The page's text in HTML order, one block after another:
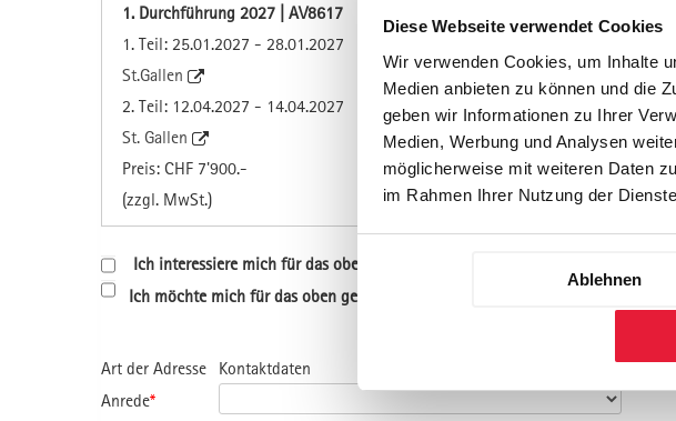
Diese Webseite verwendet Cookies
Wir verwenden Cookies, um Inhalte
Medien anbieten zu können und die
geben wir Informationen zu Ihrer
Medien, Werbung und Analysen
möglicherweise mit weiteren Daten
im Rahmen Ihrer Nutzung der
Ablehnen
1. Durchführung 2027 | AV8617
1. Teil: 25.01.2027 - 28.01.2027
St.Gallen
2. Teil: 12.04.2027 - 14.04.2027
St. Gallen
Preis: CHF 7'900.-
(zzgl. MwSt.)
Ich interessiere mich für das oben genannte Programm und bitte um
Ich möchte mich für das oben genannte Programm anmelden.
Art der Adresse
Kontaktdaten
Anrede*